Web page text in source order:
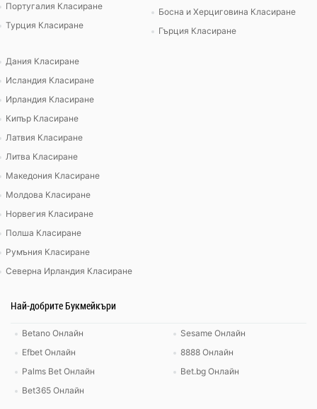
Португалия Класиране
Турция Класиране
Босна и Херциговина Класиране
Гърция Класиране
Дания Класиране
Исландия Класиране
Ирландия Класиране
Кипър Класиране
Латвия Класиране
Литва Класиране
Македония Класиране
Молдова Класиране
Норвегия Класиране
Полша Класиране
Румъния Класиране
Северна Ирландия Класиране
Най-добрите Букмейкъри
Betano Онлайн
Efbet Онлайн
Palms Bet Онлайн
Bet365 Онлайн
Sesame Онлайн
8888 Онлайн
Bet.bg Онлайн